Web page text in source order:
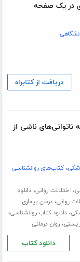
در یک صفحه
دریافت از کتابراه
ناتوانی‌های ناشی از
،کتاب‌های روانشناسی
، اختلالات روانی،دانلود
روانی،درمان بیماری
،دانلود کتاب روانشناسی،
،روان درمانی
دانلود کتاب